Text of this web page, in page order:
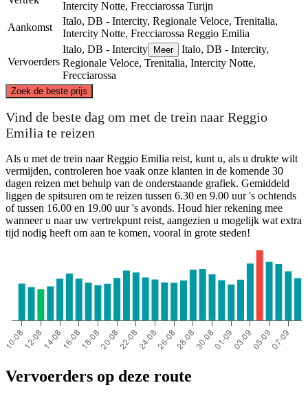
Intercity Notte, Frecciarossa Turijn
Aankomst
Italo, DB - Intercity, Regionale Veloce, Trenitalia,
Intercity Notte, Frecciarossa Reggio Emilia
Vervoerders
Italo, DB - Intercity Meer
Italo, DB - Intercity,
Regionale Veloce, Trenitalia, Intercity Notte,
Frecciarossa
Zoek de beste prijs
Turin
Reggio Emilia
Vind de beste dag om met de trein naar Reggio
Emilia te reizen
Als u met de trein naar Reggio Emilia reist, kunt u, als u drukte wilt
vermijden, controleren hoe vaak onze klanten in de komende 30
dagen reizen met behulp van de onderstaande grafiek. Gemiddeld
liggen de spitsuren om te reizen tussen 6.30 en 9.00 uur 's ochtends
of tussen 16.00 en 19.00 uur 's avonds. Houd hier rekening mee
wanneer u naar uw vertrekpunt reist, aangezien u mogelijk wat extra
tijd nodig heeft om aan te komen, vooral in grote steden!
Vervoerders op deze route